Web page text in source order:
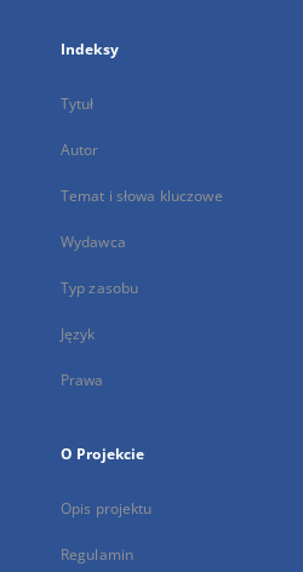
Indeksy
Tytuł
Autor
Temat i słowa kluczowe
Wydawca
Typ zasobu
Język
Prawa
O Projekcie
Opis projektu
Regulamin